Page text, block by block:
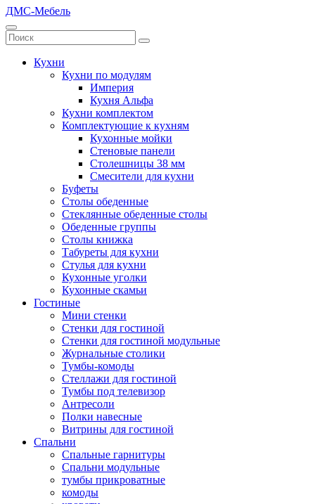
ДМС-Мебель
Кухни
Кухни по модулям
Империя
Кухня Альфа
Кухни комплектом
Комплектующие к кухням
Кухонные мойки
Стеновые панели
Столешницы 38 мм
Смесители для кухни
Буфеты
Столы обеденные
Стеклянные обеденные столы
Обеденные группы
Столы книжка
Табуреты для кухни
Стулья для кухни
Кухонные уголки
Кухонные скамьи
Гостиные
Мини стенки
Стенки для гостиной
Стенки для гостиной модульные
Журнальные столики
Тумбы-комоды
Стеллажи для гостиной
Тумбы под телевизор
Антресоли
Полки навесные
Витрины для гостиной
Спальни
Спальные гарнитуры
Спальни модульные
тумбы прикроватные
комоды